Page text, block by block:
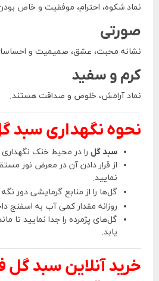
نماد شکوه، احترام، موفقیت و خاص
صورتی
نشانه محبت، عشق، صمیمیت و
کرم و سفید
نماد آرامش، خلوص و صداقت هستند.
نحوه نگهداری سبد
سبد گل را در محیط خنک نگهداری
از قرار دادن آن در معرض نور
نمایید.
گل‌ها را از منابع گرمایشی دور نگه
روزانه مقدار کمی آب به اسفنج
گل‌های پژمرده را جدا نمایید تا
یابد.
خرید آنلاین سبد